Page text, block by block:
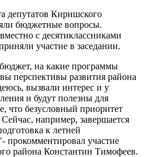
депутатов Киришского
бюджетные вопросы.
с десятиклассниками
участие в заседании.
на какие программы
перспективы развития района
вызвали интерес и у
и будут полезны для
что безусловный приоритет
например, завершается
к летней
прокомментировал участие
района Константин Тимофеев.